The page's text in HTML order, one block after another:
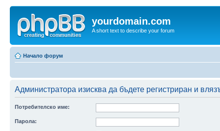
yourdomain.com
A short text to describe your forum
Начало форум
Администратора изисква да бъдете регистриран и
Потребителско име:
Парола: